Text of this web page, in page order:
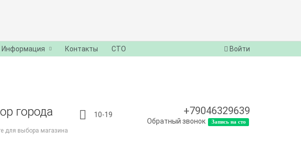
Информация Контакты СТО Войти
города
для выбора магазина
10-19 +79046329639
Обратный звонок Запись на сто